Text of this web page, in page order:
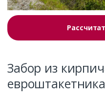
Забор из
евроштакетника